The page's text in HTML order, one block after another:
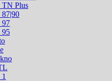
Plus
97
95